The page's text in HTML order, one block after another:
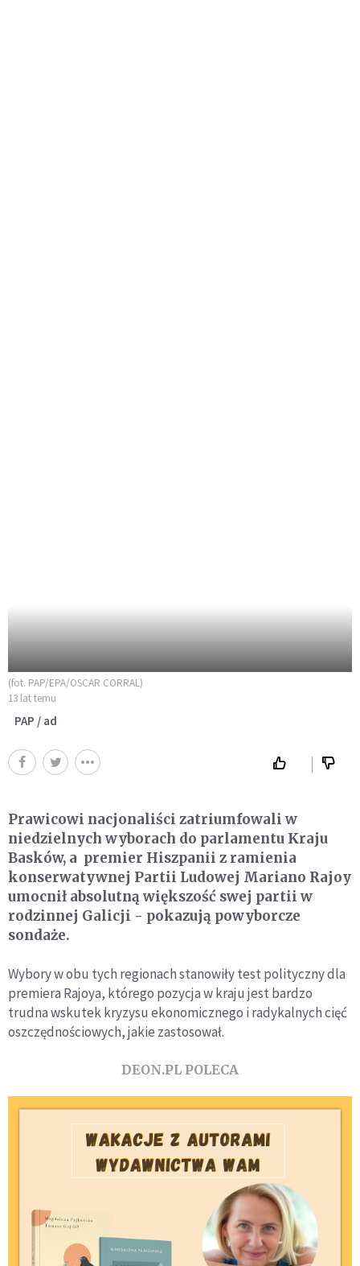
(fot. PAP/EPA/OSCAR CORRAL)
13 lat temu
PAP / ad
Prawicowi nacjonaliści zatriumfowali w
niedzielnych wyborach do parlamentu Kraju
Basków, a premier Hiszpanii z ramienia
konserwatywnej Partii Ludowej Mariano Rajoy
umocnił absolutną większość swej partii w
rodzinnej Galicji - pokazują powyborcze
sondaże.
Wybory w obu tych regionach stanowiły test polityczny dla
premiera Rajoya, którego pozycja w kraju jest bardzo
trudna wskutek kryzysu ekonomicznego i radykalnych cięć
oszczędnościowych, jakie zastosował.
DEON.PL POLECA